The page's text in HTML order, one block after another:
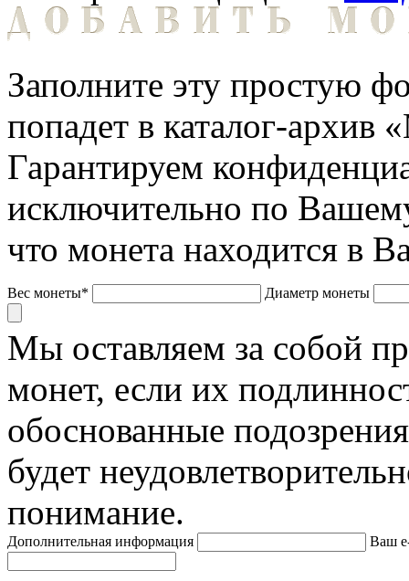
Заполните эту простую
попадет в каталог-архив
Гарантируем
исключительно по
что монета находится в
Вес монеты* Диаметр монеты
Мы оставляем за собой
монет, если их
обоснованные
будет
понимание.
Дополнительная информация Ваш